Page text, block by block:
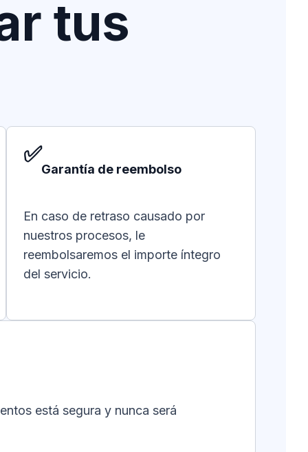
tus
✅
Garantía de reembolso
En caso de retraso causado por
nuestros procesos, le
reembolsaremos el importe íntegro
del servicio.
está segura y nunca será